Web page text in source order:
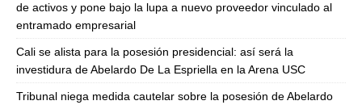
de activos y pone bajo la lupa a nuevo proveedor vinculado al
entramado empresarial
Cali se alista para la posesión presidencial: así será la
investidura de Abelardo De La Espriella en la Arena USC
Tribunal niega medida cautelar sobre la posesión de Abelardo